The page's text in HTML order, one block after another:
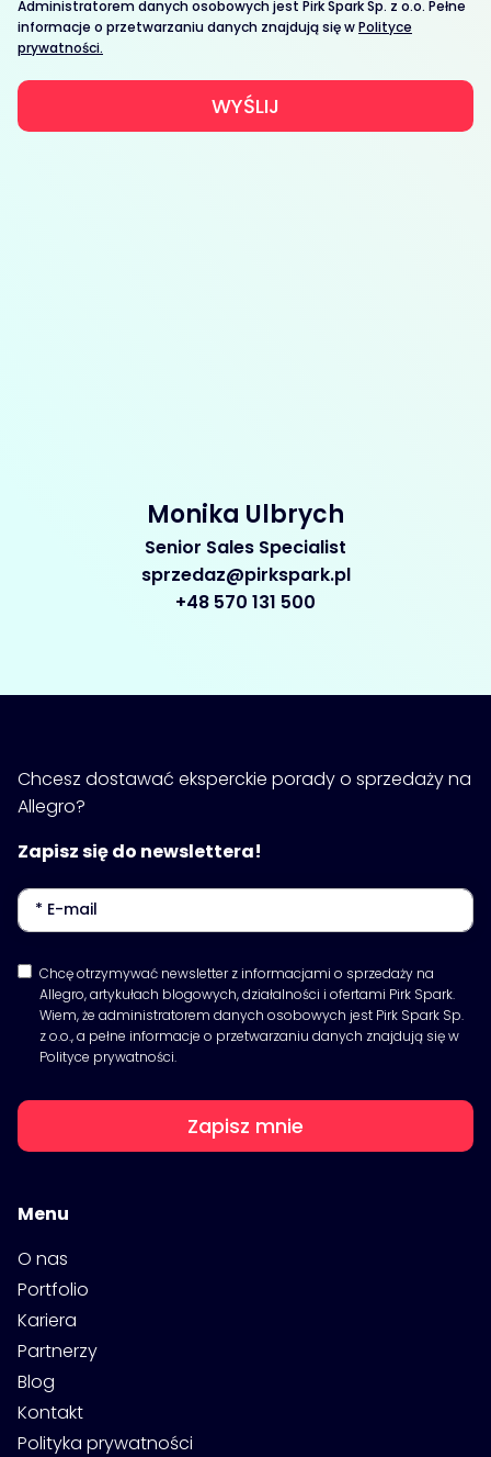
Monika Ulbrych
Senior Sales Specialist
sprzedaz@pirkspark.pl
+48 570 131 500
Administratorem danych osobowych jest Pirk Spark Sp. z o.o. Pełne
informacje o przetwarzaniu danych znajdują się wPolityce
prywatności.
WYŚLIJ
Chcesz dostawać eksperckie porady o sprzedaży na
Allegro?
Zapisz się do newslettera!
Chcę otrzymywać newsletter z informacjami o sprzedaży na
Allegro, artykułach blogowych, działalności i ofertami Pirk Spark.
Wiem, że administratorem danych osobowych jest Pirk Spark Sp.
z o.o., a pełne informacje o przetwarzaniu danych znajdują się w
Polityce prywatności.
Zapisz mnie
Menu
O nas
Portfolio
Kariera
Partnerzy
Blog
Kontakt
Polityka prywatności